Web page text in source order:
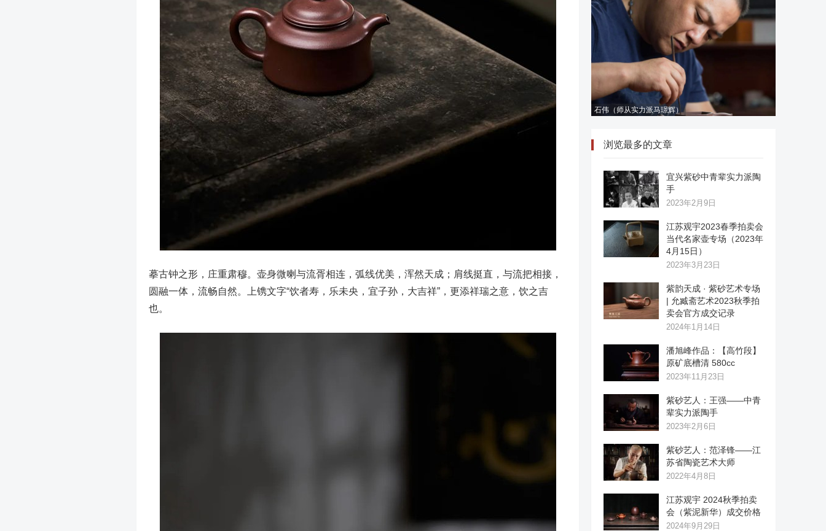
摹古钟之形，庄重肃穆。壶身微喇与流胥相连，弧线优美，浑然天成；肩线挺直，与流把相接，
圆融一体，流畅自然。上镌文字“饮者寿，乐未央，宜子孙，大吉祥”，更添祥瑞之意，饮之吉
也。
石伟（师从实力派马璟辉）
浏览最多的文章
宜兴紫砂中青辈实力派陶
手
2023年2月9日
江苏观宇2023春季拍卖会
当代名家壶专场（2023年
4月15日）
2023年3月23日
紫韵天成 · 紫砂艺术专场
| 允臧斋艺术2023秋季拍
卖会官方成交记录
2024年1月14日
潘旭峰作品：【高竹段】
原矿底槽清 580cc
2023年11月23日
紫砂艺人：王强——中青
辈实力派陶手
2023年2月6日
紫砂艺人：范泽锋——江
苏省陶瓷艺术大师
2022年4月8日
江苏观宇 2024秋季拍卖
会（紫泥新华）成交价格
2024年9月29日